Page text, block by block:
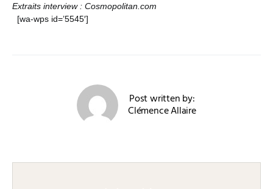
Extraits interview : Cosmopolitan.com
[wa-wps id=’5545′]
Post written by:
Clémence Allaire